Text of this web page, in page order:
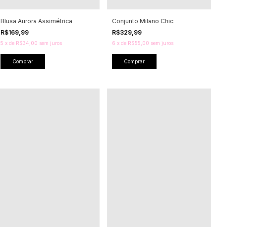
Blusa Aurora Assimétrica
R$169,99
5 x de R$34,00 sem juros
Comprar
Conjunto Milano Chic
R$329,99
6 x de R$55,00 sem juros
Comprar